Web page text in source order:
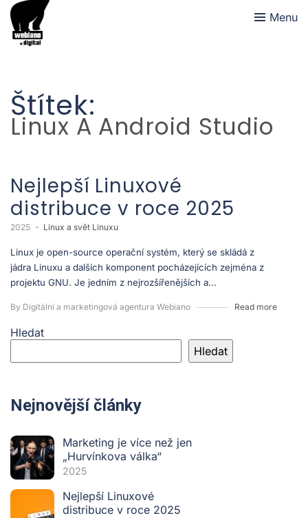
Menu
Štítek:
Linux A Android Studio
Nejlepší Linuxové
distribuce v roce 2025
2025 Linux a svět Linuxu
Linux je open-source operační systém, který se skládá z
jádra Linuxu a dalších komponent pocházejících zejména z
projektu GNU. Je jedním z nejrozšířenějších a...
By Digitální a marketingová agentura Webiano Read more
Hledat
Hledat
Nejnovější články
Marketing je více než jen
„Hurvínkova válka“
2025
Nejlepší Linuxové
distribuce v roce 2025